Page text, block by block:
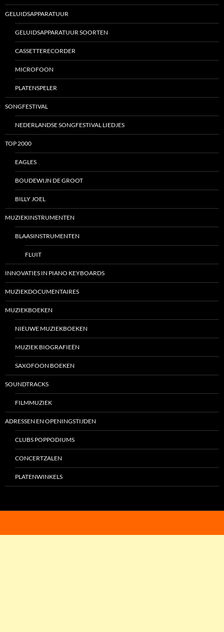
GELUIDSAPPARATUUR
GELUIDSAPPARATUUR SOORTEN
CASSETTERECORDER
MICROFOON
PLATENSPELER
SONGFESTIVAL
NEDERLANDSE SONGFESTIVAL LIEDJES
TOP 2000
EAGLES
BOUDEWIJN DE GROOT
BILLY JOEL
MUZIEKINSTRUMENTEN
BLAASINSTRUMENTEN
FLUIT
INNOVATIES IN PIANO KEYBOARDS
MUZIEKDOCUMENTAIRES
MUZIEKBOEKEN
NIEUWE MUZIEKBOEKEN
MUZIEK BIOGRAFIEËN
SAXOFOON BOEKEN
SOUNDTRACKS
FILMMUZIEK
ADRESSEN EN OPENINGSTIJDEN
CLUBS POPPODIUMS
CONCERTZALEN
PLATENWINKELS